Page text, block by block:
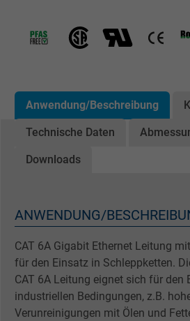
Anwendung/Beschreibung
Technische Daten
Downloads
ANWENDUNG/
CAT 6A Gigabit Ethernet Leitung
für den Einsatz in Schleppketten.
CAT 6A Leitung eignet sich für den
industriellen Bedingungen, z.B.
Verunreinigungen mit Ölen und